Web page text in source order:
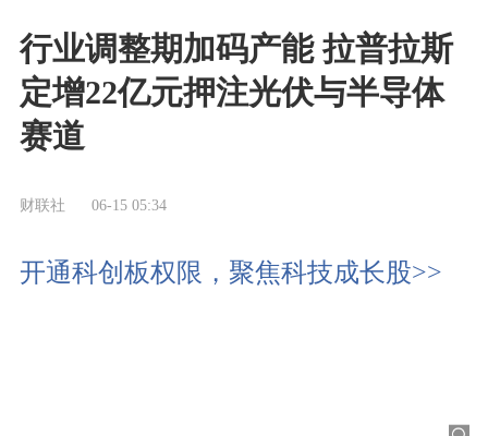
行业调整期加码产能 拉普拉斯
定增22亿元押注光伏与半导体
赛道
财联社 06-15 05:34
开通科创板权限，聚焦科技成长股>>